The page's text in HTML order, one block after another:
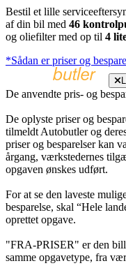
Bestil et lille
af din bil med 46
og oliefilter med op til 4
*Sådan er priser og
De anvendte pris- og
De oplyste priser og
tilmeldt Autobutler og
priser og besparelser kan
årgang, værkstedernes
opgaven ønskes udført.
For at se den laveste
besparelse, skal “Hele
oprettet opgave.
"FRA-PRISER" er den
samme opgavetype, fra